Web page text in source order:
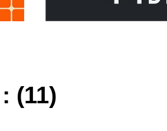
: (11)